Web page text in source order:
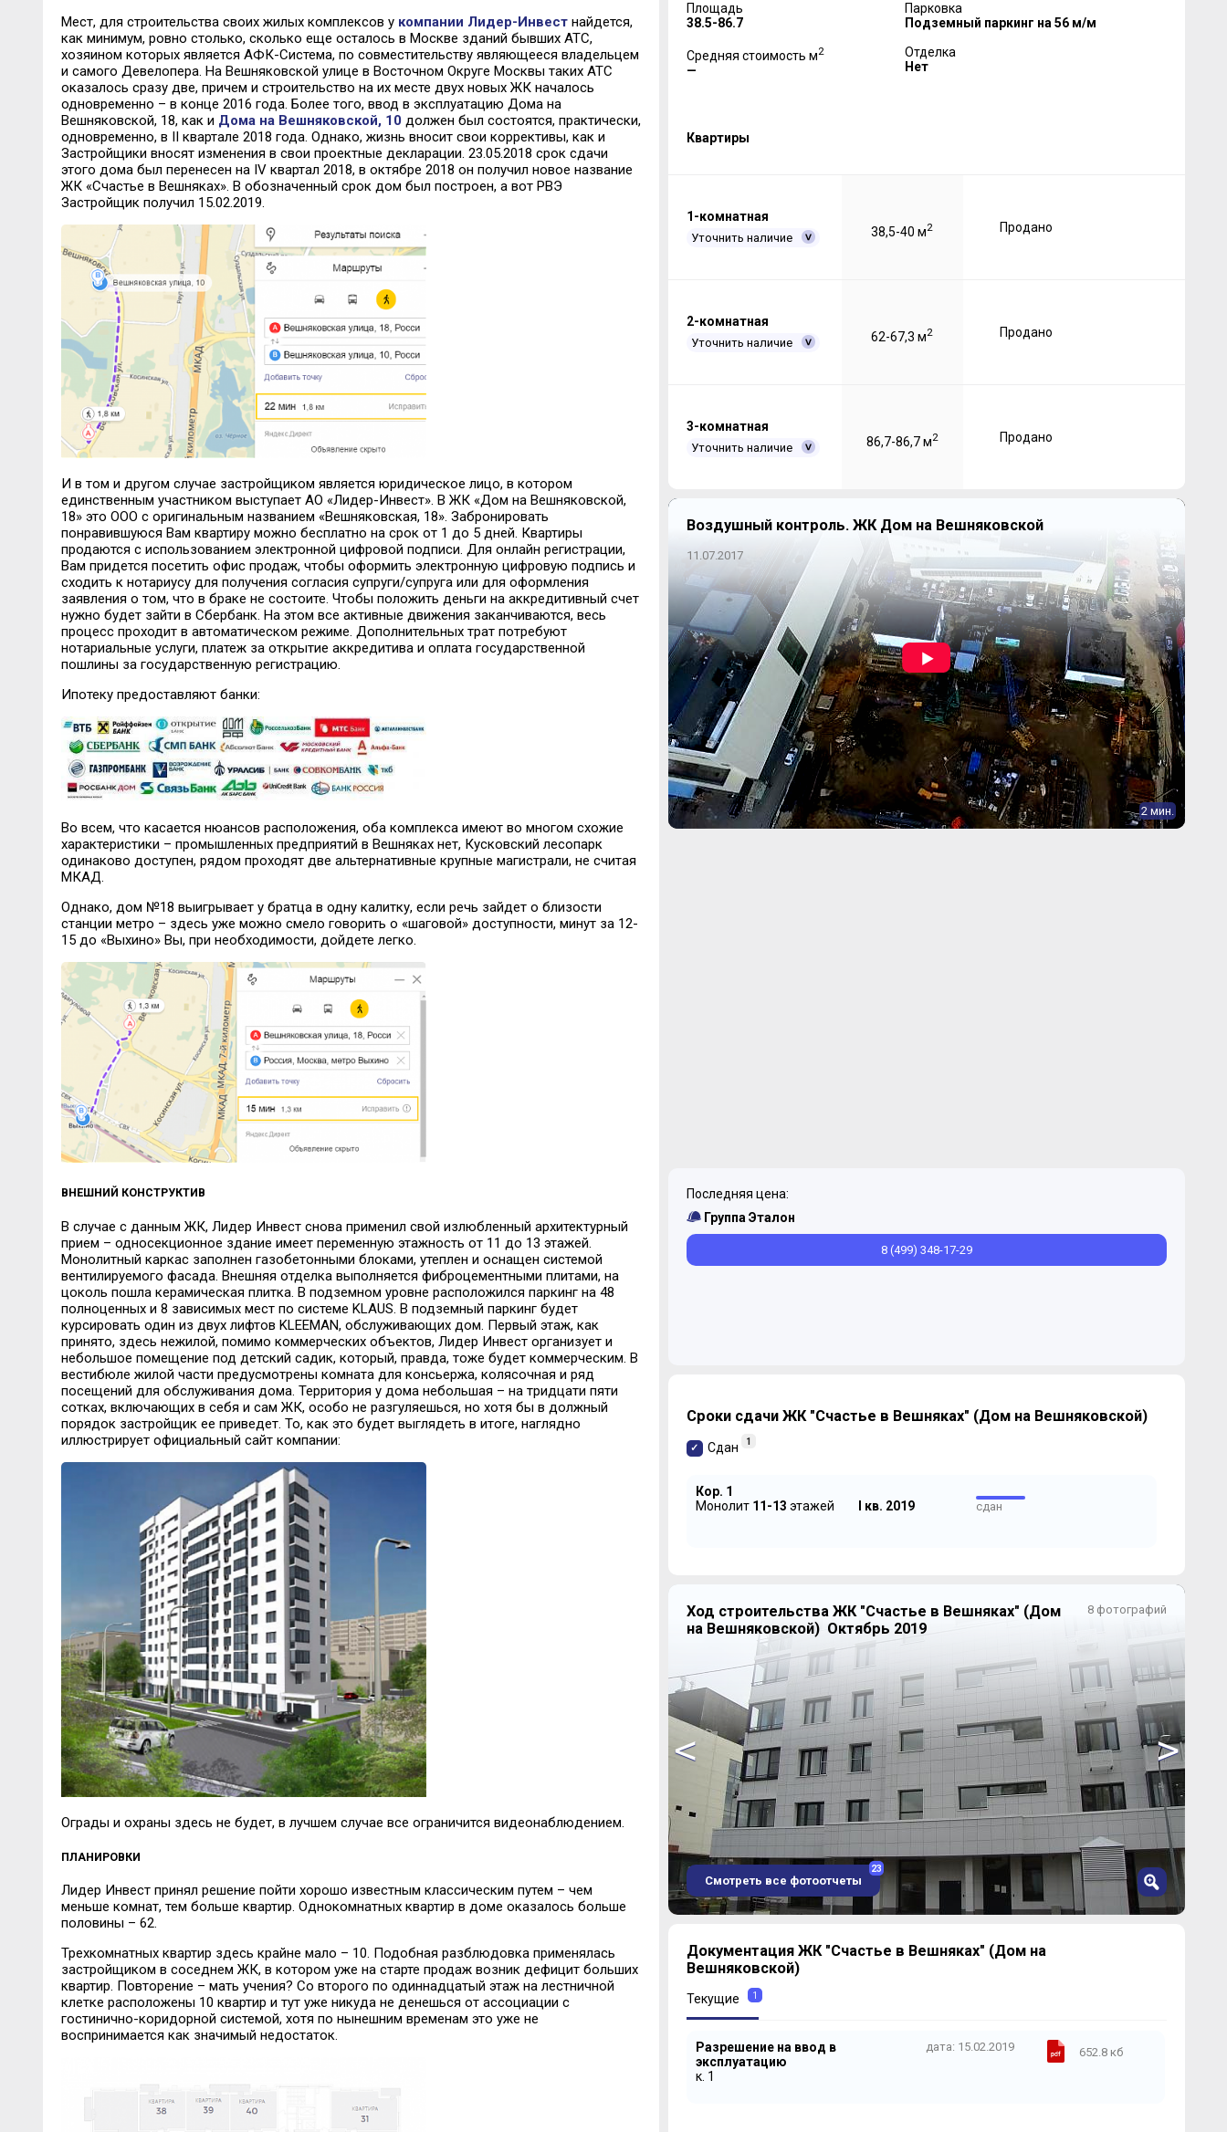
Мест, для строительства своих жилых комплексов у компании Лидер-Инвестнайдется,
как минимум, ровно столько, сколько еще осталось в Москве зданий бывших АТС,
хозяином которых является АФК-Система, по совместительству являющееся владельцем
и самого Девелопера. На Вешняковской улице в Восточном Округе Москвы таких АТС
оказалось сразу две, причем и строительство на их месте двух новых ЖК началось
одновременно – в конце 2016 года. Более того, ввод в эксплуатацию Дома на
Вешняковской, 18, как и Дома на Вешняковской, 10должен был состоятся, практически,
одновременно, в II квартале 2018 года. Однако, жизнь вносит свои коррективы, как и
Застройщики вносят изменения в свои проектные декларации. 23.05.2018 срок сдачи
этого дома был перенесен на IV квартал 2018, в октябре 2018 он получил новое название
ЖК «Счастье в Вешняках». В обозначенный срок дом был построен, а вот РВЭ
Застройщик получил 15.02.2019.
И в том и другом случае застройщиком является юридическое лицо, в котором
единственным участником выступает АО «Лидер-Инвест». В ЖК «Дом на Вешняковской,
18» это ООО с оригинальным названием «Вешняковская, 18». Забронировать
понравившуюся Вам квартиру можно бесплатно на срок от 1 до 5 дней. Квартиры
продаются с использованием электронной цифровой подписи. Для онлайн регистрации,
Вам придется посетить офис продаж, чтобы оформить электронную цифровую подпись и
сходить к нотариусу для получения согласия супруги/супруга или для оформления
заявления о том, что в браке не состоите. Чтобы положить деньги на аккредитивный счет
нужно будет зайти в Сбербанк. На этом все активные движения заканчиваются, весь
процесс проходит в автоматическом режиме. Дополнительных трат потребуют
нотариальные услуги, платеж за открытие аккредитива и оплата государственной
пошлины за государственную регистрацию.
Ипотеку предоставляют банки:
Во всем, что касается нюансов расположения, оба комплекса имеют во многом схожие
характеристики – промышленных предприятий в Вешняках нет, Кусковский лесопарк
одинаково доступен, рядом проходят две альтернативные крупные магистрали, не считая
МКАД.
Однако, дом №18 выигрывает у братца в одну калитку, если речь зайдет о близости
станции метро – здесь уже можно смело говорить о «шаговой» доступности, минут за 12-
15 до «Выхино» Вы, при необходимости, дойдете легко.
ВНЕШНИЙ КОНСТРУКТИВ
В случае с данным ЖК, Лидер Инвест снова применил свой излюбленный архитектурный
прием – односекционное здание имеет переменную этажность от 11 до 13 этажей.
Монолитный каркас заполнен газобетонными блоками, утеплен и оснащен системой
вентилируемого фасада. Внешняя отделка выполняется фиброцементными плитами, на
цоколь пошла керамическая плитка. В подземном уровне расположился паркинг на 48
полноценных и 8 зависимых мест по системе KLAUS. В подземный паркинг будет
курсировать один из двух лифтов KLEEMAN, обслуживающих дом. Первый этаж, как
принято, здесь нежилой, помимо коммерческих объектов, Лидер Инвест организует и
небольшое помещение под детский садик, который, правда, тоже будет коммерческим. В
вестибюле жилой части предусмотрены комната для консьержа, колясочная и ряд
посещений для обслуживания дома. Территория у дома небольшая – на тридцати пяти
сотках, включающих в себя и сам ЖК, особо не разгуляешься, но хотя бы в должный
порядок застройщик ее приведет. То, как это будет выглядеть в итоге, наглядно
иллюстрирует официальный сайт компании:
Ограды и охраны здесь не будет, в лучшем случае все ограничится видеонаблюдением.
ПЛАНИРОВКИ
Лидер Инвест принял решение пойти хорошо известным классическим путем – чем
меньше комнат, тем больше квартир. Однокомнатных квартир в доме оказалось больше
половины – 62.
Трехкомнатных квартир здесь крайне мало – 10. Подобная разблюдовка применялась
застройщиком в соседнем ЖК, в котором уже на старте продаж возник дефицит больших
квартир. Повторение – мать учения? Со второго по одиннадцатый этаж на лестничной
клетке расположены 10 квартир и тут уже никуда не денешься от ассоциации с
гостинично-коридорной системой, хотя по нынешним временам это уже не
воспринимается как значимый недостаток.
Площадь
38.5-86.7
Средняя стоимость м2
—
Парковка
Подземный паркинг на 56 м/м
Отделка
Нет
Квартиры
1-комнатная
Уточнить наличие 38,5-40 м2 Продано
2-комнатная
Уточнить наличие 62-67,3 м2 Продано
3-комнатная
Уточнить наличие 86,7-86,7 м2 Продано
Воздушный контроль. ЖК Дом на Вешняковской
11.07.2017
2 мин.
Последняя цена:
Группа Эталон
8 (499) 348-17-29
Сроки сдачи ЖК "Счастье в Вешняках" (Дом на Вешняковской)
Сдан 1
Кор. 1
Монолит 11-13 этажей I кв. 2019 сдан
8 фотографий
Ход строительства ЖК "Счастье в Вешняках" (Дом
на Вешняковской) Октябрь 2019
< >
2
3
4
7
8
Смотреть все фотоотчеты
23
Документация ЖК "Счастье в Вешняках" (Дом на
Вешняковской)
Текущие 1
Разрешение на ввод в
эксплуатацию
к. 1
дата: 15.02.2019 652.8 кб